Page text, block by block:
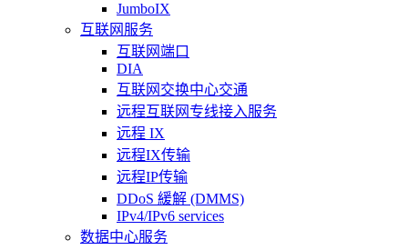
JumboIX
互联网服务
互联网端口
DIA
互联网交换中心交通
远程互联网专线接入服务
远程 IX
远程IX传输
远程IP传输
DDoS 緩解 (DMMS)
IPv4/IPv6 services
数据中心服务